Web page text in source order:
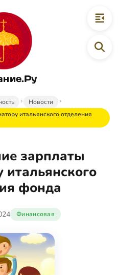
Новости
итальянского отделения
зарплаты
итальянского
фонда
Финансовая